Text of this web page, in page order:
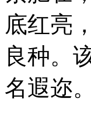
底红亮
良种。
名遐迩